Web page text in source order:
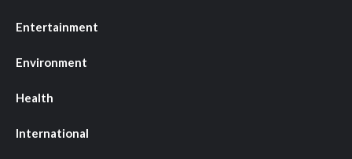
Entertainment
Environment
Health
International